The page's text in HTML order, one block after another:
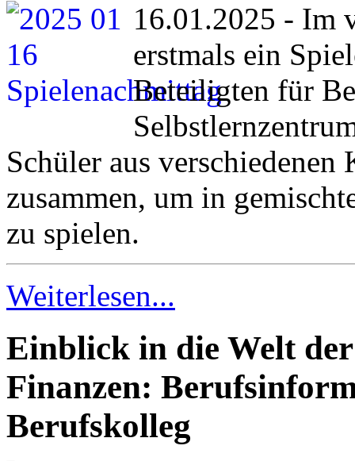
16.01.2025 - Im
erstmals ein
Beteiligten für
Schüler aus
zusammen, um in
zu spielen.
Weiterlesen...
Einblick in die Welt
Finanzen:
Berufskolleg